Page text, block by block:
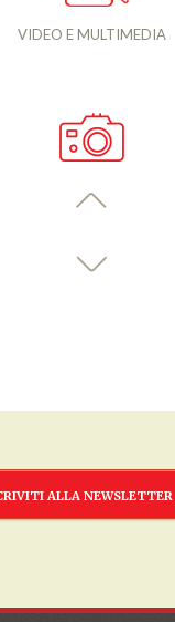
VIDEO E MULTIMEDIA
ALLA NEWSLETTER